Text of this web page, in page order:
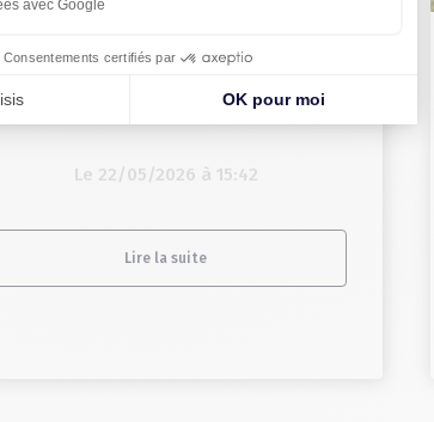
LILLE | L’étude du marché du 1er
trimestre 2026
Le 22/05/2026 à 15:42
Lire la suite